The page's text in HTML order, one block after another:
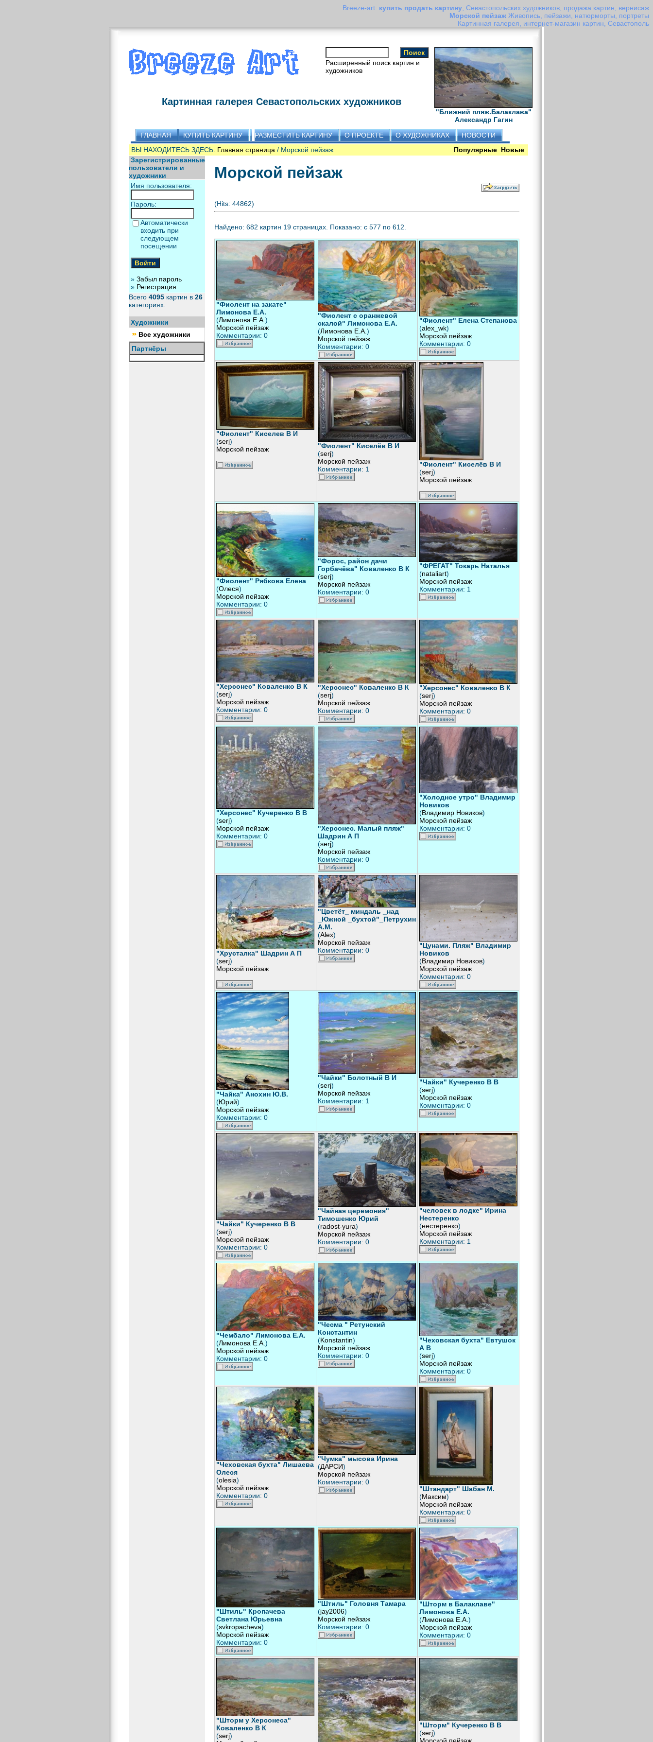
Breeze-art: купить продать картину , Севастопольских художников, продажа картин, вернисаж
Морской пейзаж Живопись, пейзажи, натюрморты, портреты
Картинная галерея, интернет-магазин картин, Севастополь
Расширенный поиск картин и
художников
"Ближний пляж.Балаклава"
Александр Гагин
Картинная галерея Севастопольских художников
ГЛАВНАЯ КУПИТЬ КАРТИНУ РАЗМЕСТИТЬ КАРТИНУ О ПРОЕКТЕ О ХУДОЖНИКАХ
НОВОСТИ
ВЫ НАХОДИТЕСЬ ЗДЕСЬ: Главная страница / Морской пейзаж Популярные Новые
Зарегистрированные
пользователи и
художники
Имя пользователя:
Пароль:
Автоматически
входить при
следующем
посещении
» Забыл пароль
» Регистрация
Всего 4095 картин в 26
категориях.
Художники
Все художники
Партнёры
Морской пейзаж
(Hits: 44862)
Найдено: 682 картин 19 страницах. Показано: с 577 по 612.
"Фиолент на закате"
Лимонова Е.А.
(Лимонова Е.А. )
Морской пейзаж
Комментарии: 0
"Фиолент с оранжевой
скалой" Лимонова Е.А.
(Лимонова Е.А. )
Морской пейзаж
Комментарии: 0
"Фиолент" Елена Степанова
(alex_wk)
Морской пейзаж
Комментарии: 0
"Фиолент" Киселев В И
(serj)
Морской пейзаж
"Фиолент" Киселёв В И
(serj)
Морской пейзаж
Комментарии: 1
"Фиолент" Киселёв В И
(serj)
Морской пейзаж
"Фиолент" Рябкова Елена
(Олеся)
Морской пейзаж
Комментарии: 0
"Форос, район дачи
Горбачёва" Коваленко В К
(serj)
Морской пейзаж
Комментарии: 0
"ФРЕГАТ" Токарь Наталья
(nataliart)
Морской пейзаж
Комментарии: 1
"Херсонес" Коваленко В К
(serj)
Морской пейзаж
Комментарии: 0
"Херсонес" Коваленко В К
(serj)
Морской пейзаж
Комментарии: 0
"Херсонес" Коваленко В К
(serj)
Морской пейзаж
Комментарии: 0
"Херсонес" Кучеренко В В
(serj)
Морской пейзаж
Комментарии: 0
"Херсонес. Малый пляж"
Шадрин А П
(serj)
Морской пейзаж
Комментарии: 0
"Холодное утро" Владимир
Новиков
(Владимир Новиков)
Морской пейзаж
Комментарии: 0
"Хрусталка" Шадрин А П
(serj)
Морской пейзаж
"Цветёт_ миндаль _над
_Южной _бухтой"_Петрухин
А.М.
(Alex)
Морской пейзаж
Комментарии: 0
"Цунами. Пляж" Владимир
Новиков
(Владимир Новиков)
Морской пейзаж
Комментарии: 0
"Чайка" Анохин Ю.В.
(Юрий)
Морской пейзаж
Комментарии: 0
"Чайки" Болотный В И
(serj)
Морской пейзаж
Комментарии: 1
"Чайки" Кучеренко В В
(serj)
Морской пейзаж
Комментарии: 0
"Чайки" Кучеренко В В
(serj)
Морской пейзаж
Комментарии: 0
"Чайная церемония"
Тимошенко Юрий
(radost-yura)
Морской пейзаж
Комментарии: 0
"человек в лодке" Ирина
Нестеренко
(нестеренко)
Морской пейзаж
Комментарии: 1
"Чембало" Лимонова Е.А.
(Лимонова Е.А. )
Морской пейзаж
Комментарии: 0
"Чесма " Ретунский
Константин
(Konstantin)
Морской пейзаж
Комментарии: 0
"Чеховская бухта" Евтушок
А В
(serj)
Морской пейзаж
Комментарии: 0
"Чеховская бухта" Лишаева
Олеся
(olesia)
Морской пейзаж
Комментарии: 0
"Чумка" мысова Ирина
(ДАРСИ)
Морской пейзаж
Комментарии: 0
"Штандарт" Шабан М.
(Максим)
Морской пейзаж
Комментарии: 0
"Штиль" Кропачева
Светлана Юрьевна
(svkropacheva)
Морской пейзаж
Комментарии: 0
"Штиль" Головня Тамара
(jay2006)
Морской пейзаж
Комментарии: 0
"Шторм в Балаклаве"
Лимонова Е.А.
(Лимонова Е.А. )
Морской пейзаж
Комментарии: 0
"Шторм у Херсонеса"
Коваленко В К
(serj)
"Шторм" Кучеренко В В
(serj)